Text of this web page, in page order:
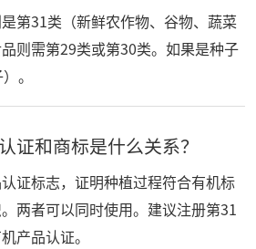
第31类（新鲜农作物、谷物、蔬菜
则需第29类或第30类。如果是种子
。
证和商标是什么关系？
证标志，证明种植过程符合有机标
两者可以同时使用。建议注册第31
产品认证。